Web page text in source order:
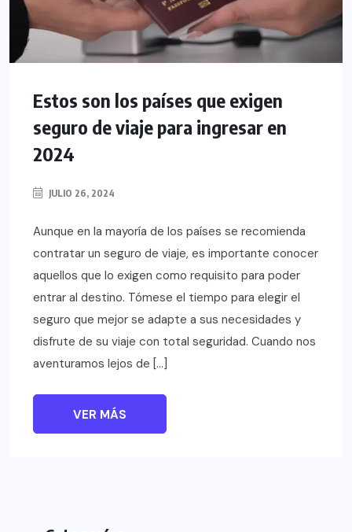
Estos son los países que exigen
seguro de viaje para ingresar en
2024
JULIO 26, 2024
Aunque en la mayoría de los países se recomienda
contratar un seguro de viaje, es importante conocer
aquellos que lo exigen como requisito para poder
entrar al destino. Tómese el tiempo para elegir el
seguro que mejor se adapte a sus necesidades y
disfrute de su viaje con total seguridad. Cuando nos
aventuramos lejos de […]
VER MÁS